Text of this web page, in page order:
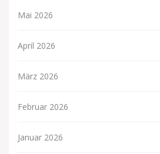
Mai 2026
April 2026
März 2026
Februar 2026
Januar 2026